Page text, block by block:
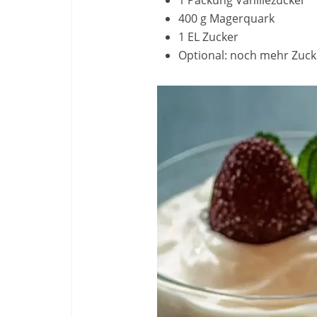
400 g Magerquark
1 EL Zucker
Optional: noch mehr